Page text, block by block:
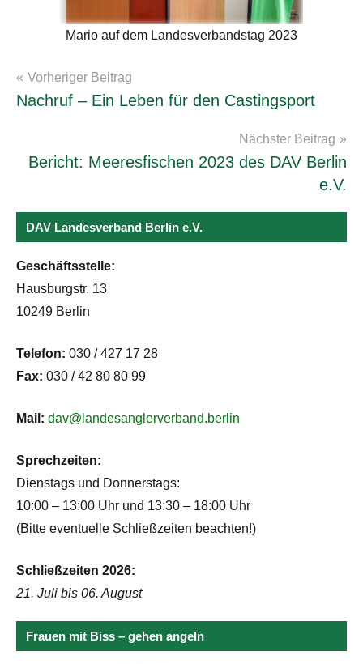
Mario auf dem Landesverbandstag 2023
Archiv2023
Beitragsnavigation
Vorheriger Beitrag
Nachruf – Ein Leben für den Castingsport
Nächster Beitrag
Bericht: Meeresfischen 2023 des DAV Berlin
e.V.
DAV Landesverband Berlin e.V.
Geschäftsstelle:
Hausburgstr. 13
10249 Berlin
Telefon: 030 / 427 17 28
Fax: 030 / 42 80 80 99
Mail: dav@landesanglerverband.berlin
Sprechzeiten:
Dienstags und Donnerstags:
10:00 – 13:00 Uhr und 13:30 – 18:00 Uhr
(Bitte eventuelle Schließzeiten beachten!)
Schließzeiten 2026:
21. Juli bis 06. August
Frauen mit Biss – gehen angeln